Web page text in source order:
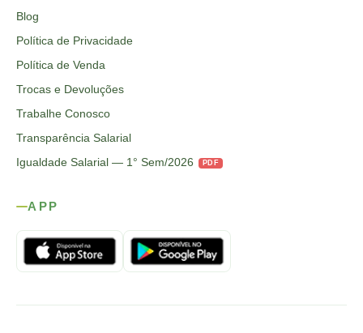
Blog
Política de Privacidade
Política de Venda
Trocas e Devoluções
Trabalhe Conosco
Transparência Salarial
Igualdade Salarial — 1° Sem/2026
PDF
APP